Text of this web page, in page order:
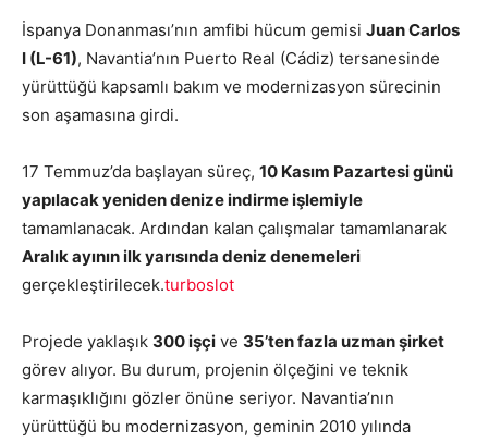
İspanya Donanması’nın amfibi hücum gemisi Juan Carlos
I (L-61), Navantia’nın Puerto Real (Cádiz) tersanesinde
yürüttüğü kapsamlı bakım ve modernizasyon sürecinin
son aşamasına girdi.
17 Temmuz’da başlayan süreç, 10 Kasım Pazartesi günü
yapılacak yeniden denize indirme işlemiyle
tamamlanacak. Ardından kalan çalışmalar tamamlanarak
Aralık ayının ilk yarısında deniz denemeleri
gerçekleştirilecek.turboslot
Projede yaklaşık 300 işçi ve 35’ten fazla uzman şirket
görev alıyor. Bu durum, projenin ölçeğini ve teknik
karmaşıklığını gözler önüne seriyor. Navantia’nın
yürüttüğü bu modernizasyon, geminin 2010 yılında